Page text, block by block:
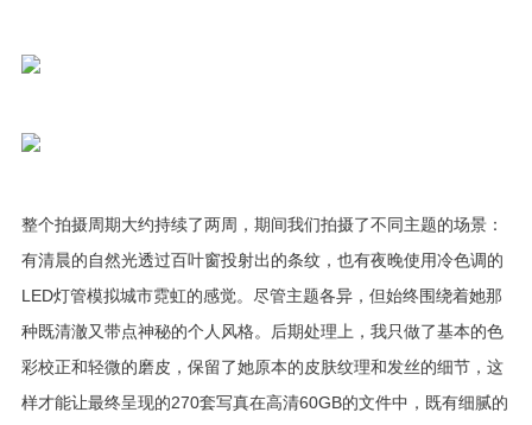
整个拍摄周期大约持续了两周，期间我们拍摄了不同主题的场景：
有清晨的自然光透过百叶窗投射出的条纹，也有夜晚使用冷色调的
LED灯管模拟城市霓虹的感觉。尽管主题各异，但始终围绕着她那
种既清澈又带点神秘的个人风格。后期处理上，我只做了基本的色
彩校正和轻微的磨皮，保留了她原本的皮肤纹理和发丝的细节，这
样才能让最终呈现的270套写真在高清60GB的文件中，既有细腻的